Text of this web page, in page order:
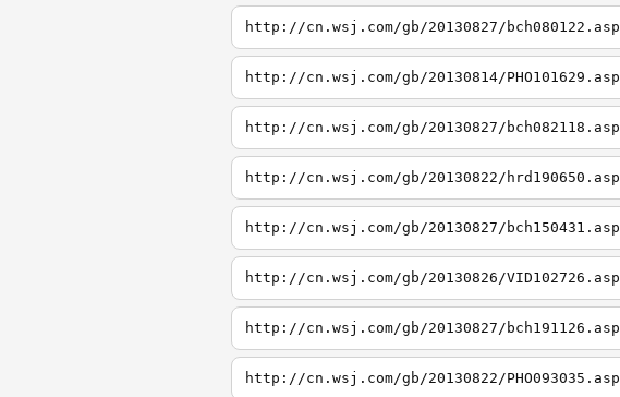
http://cn.wsj.com/gb/20130827/bch080122.asp
http://cn.wsj.com/gb/20130814/PHO101629.asp
http://cn.wsj.com/gb/20130827/bch082118.asp
http://cn.wsj.com/gb/20130822/hrd190650.asp
http://cn.wsj.com/gb/20130827/bch150431.asp
http://cn.wsj.com/gb/20130826/VID102726.asp
http://cn.wsj.com/gb/20130827/bch191126.asp
http://cn.wsj.com/gb/20130822/PHO093035.asp